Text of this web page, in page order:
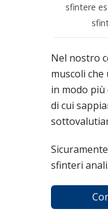
sfintere
Nel nostro
muscoli
in modo più
di cui
sfinteri anali.